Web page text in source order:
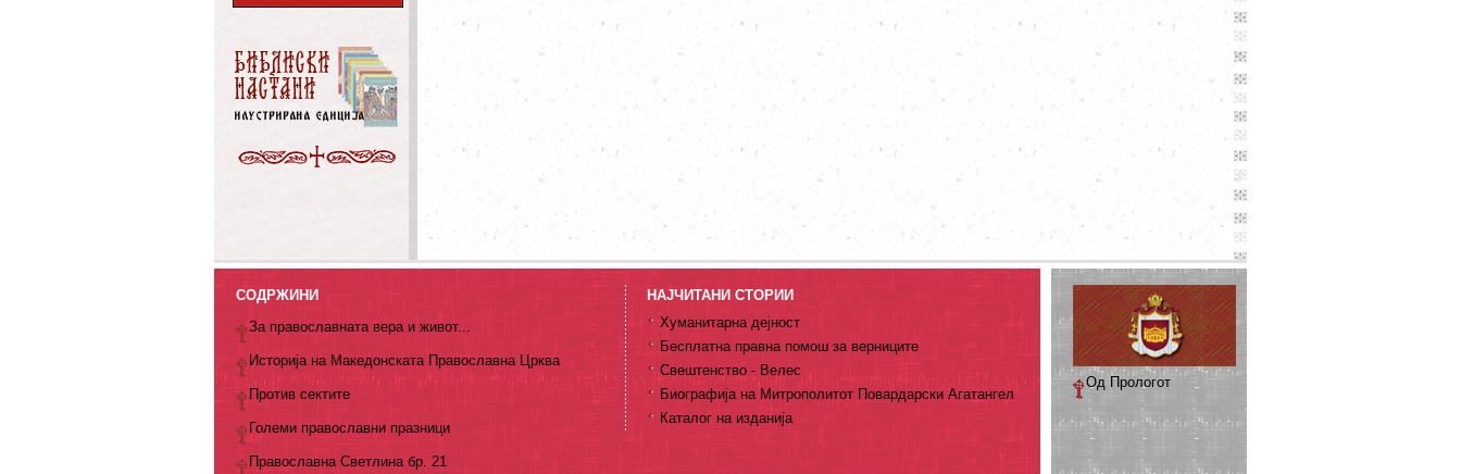
СОДРЖИНИ
За православната вера и живот...
Историја на Македонската Православна Црква
Против сектите
Големи православни празници
Православна Светлина бр. 21
НАЈЧИТАНИ СТОРИИ
Хуманитарна дејност
Бесплатна правна помош за верниците
Свештенство - Велес
Биографија на Митрополитот Повардарски Агатангел
Каталог на изданија
Од Прологот